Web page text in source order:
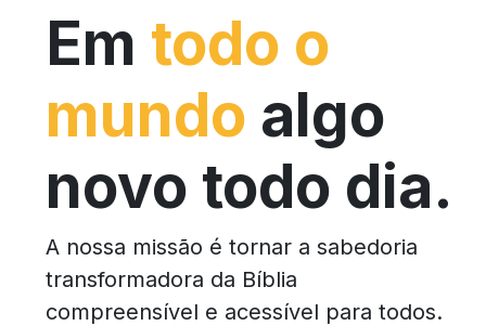
Em todo o
mundo algo
novo todo dia.
A nossa missão é tornar a sabedoria
transformadora da Bíblia
compreensível e acessível para todos.